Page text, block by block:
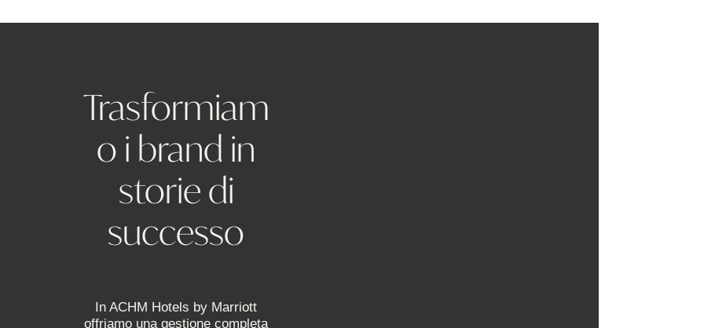
Trasformiam
o i brand in
storie di
successo
In ACHM Hotels by Marriott
offriamo una gestione completa